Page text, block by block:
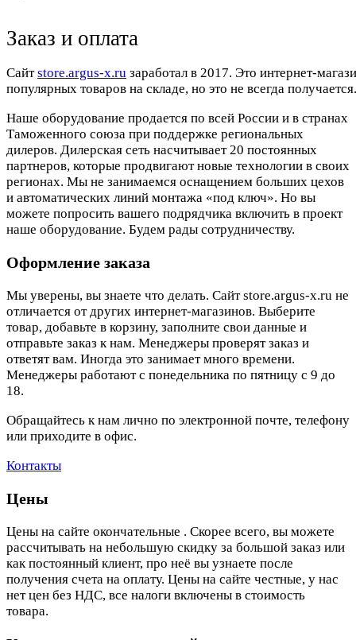
Заказ и оплата
Cайтstore.argus-x.ru заработал в 2017. Это интернет-
популярных товаров на складе, но это не всегда
Наше оборудование продается по всей России и в странах
Таможенного союза при поддержке региональных
дилеров. Дилерская сеть насчитывает 20 постоянных
партнеров, которые продвигают новые технологии в своих
регионах. Мы не занимаемся оснащением больших цехов
и автоматических линий монтажа «под ключ». Но вы
можете попросить вашего подрядчика включить в проект
наше оборудование. Будем рады сотрудничеству.
Оформление заказа
Мы уверены, вы знаете что делать. Сайт store.argus-x.ru не
отличается от других интернет-магазинов. Выберите
товар, добавьте в корзину, заполните свои данные и
отправьте заказ к нам. Менеджеры проверят заказ и
ответят вам. Иногда это занимает много времени.
Менеджеры работают с понедельника по пятницу с 9 до
18.
Обращайтесь к нам лично по электронной почте, телефону
или приходите в офис.
Контакты
Цены
Цены на сайте окончательные . Скорее всего, вы можете
рассчитывать на небольшую скидку за большой заказ или
как постоянный клиент, про неё вы узнаете после
получения счета на оплату. Цены на сайте честные, у нас
нет цен без НДС, все налоги включены в стоимость
товара.